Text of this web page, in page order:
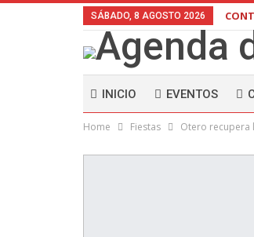
SÁBADO, 8 AGOSTO 2026
INICIO EVENTOS
Home Fiestas Otero recupera